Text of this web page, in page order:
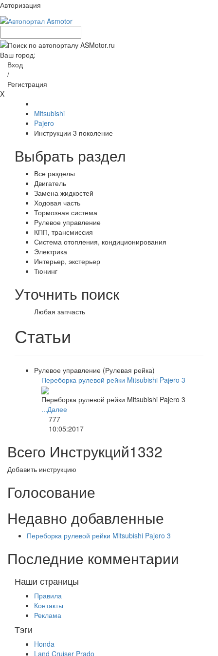
Авторизация
Ваш город:
Вход
/
Регистрация
X
Mitsubishi
Pajero
Инструкции 3 поколение
Выбрать раздел
Все разделы
Двигатель
Замена жидкостей
Ходовая часть
Тормозная система
Рулевое управление
КПП, трансмиссия
Система отопления, кондиционирования
Электрика
Интерьер, экстерьер
Тюнинг
Уточнить поиск
Любая запчасть
Статьи
Рулевое управление (Рулевая рейка)
Переборка рулевой рейки Mitsubishi Pajero 3
Переборка рулевой рейки Mitsubishi Pajero 3
...Далее
777
10:05:2017
Всего Инструкций1332
Добавить инструкцию
Голосование
Недавно добавленные
Переборка рулевой рейки Mitsubishi Pajero 3
Последние комментарии
Наши страницы
Правила
Контакты
Реклама
Тэги
Honda
Land Cruiser Prado